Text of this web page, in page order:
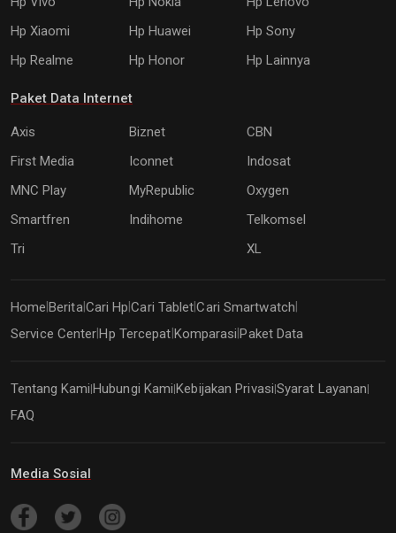
Hp Xiaomi
Hp Huawei
Hp Sony
Hp Realme
Hp Honor Hp Lainnya
Paket Data Internet
Axis Biznet
CBN
First Media
Iconnet
Indosat
MNC Play
MyRepublic
Oxygen
Smartfren
Indihome
Telkomsel
Tri
XL
Home Berita Cari Hp |Cari Tablet|Cari Smartwatch
Service Center|Hp Tercepat Komparasi |Paket Data
Tentang Kami|Hubungi Kami|Kebijakan Privasi|Syarat Layanan|
FAQ
Media Sosial